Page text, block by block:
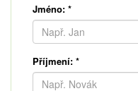
Jméno: *
Příjmení: *